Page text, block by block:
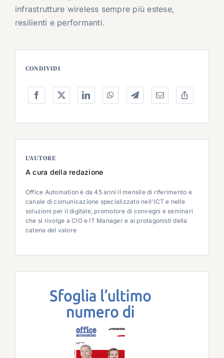
infrastrutture wireless sempre più estese,
resilienti e performanti.
CONDIVIDI
L’AUTORE
A cura della redazione
Office Automation è da 45 anni il mensile di riferimento e
canale di comunicazione specializzato nell'ICT e nelle
soluzioni per il digitale, promotore di convegni e seminari
che si rivolge a CIO e IT Manager e ai protagonisti della
catena del valore